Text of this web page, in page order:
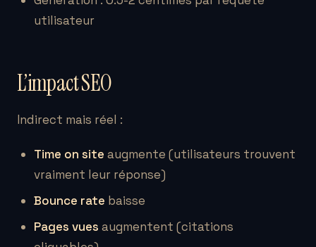
utilisateur
L’impact SEO
Indirect mais réel :
Time on site augmente (utilisateurs trouvent
vraiment leur réponse)
Bounce rate baisse
Pages vues augmentent (citations